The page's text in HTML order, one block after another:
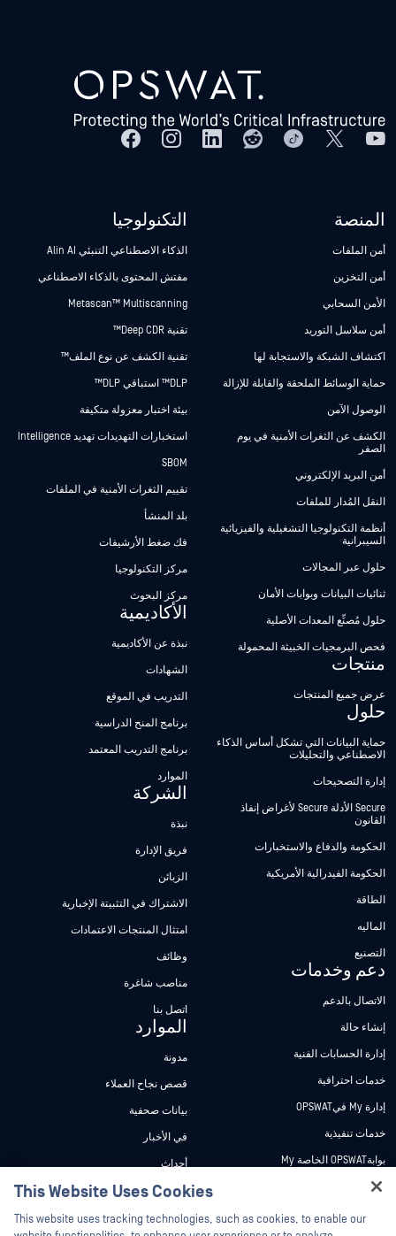
المنصة
أمن الملفات
أمن التخزين
الأمن السحابي
أمن سلاسل التوريد
اكتشاف الشبكة والاستجابة لها
حماية الوسائط الملحقة والقابلة للإزالة
الوصول الآمن
الكشف عن الثغرات الأمنية في يوم
الصفر
أمن البريد الإلكتروني
النقل المُدار للملفات
أنظمة التكنولوجيا التشغيلية والفيزيائية
السيبرانية
حلول عبر المجالات
ثنائيات البيانات وبوابات الأمان
حلول مُصنِّع المعدات الأصلية
فحص البرمجيات الخبيثة المحمولة
منتجات
عرض جميع المنتجات
حلول
حماية البيانات التي تشكل أساس الذكاء
الاصطناعي والتحليلات
إدارة التصحيحات
Secure الأدلة Secure لأغراض إنفاذ
القانون
الحكومة والدفاع والاستخبارات
الحكومة الفيدرالية الأمريكية
الطاقة
الماليه
التصنيع
دعم وخدمات
الاتصال بالدعم
إنشاء حالة
إدارة الحسابات الفنية
خدمات احترافية
إدارة My فيOPSWAT
خدمات تنفيذية
بوابةOPSWAT الخاصة My
وثائق تقنية
دورات تدريبية
التكنولوجيا
الذكاء الاصطناعي التنبئي Alin AI
مفتش المحتوى بالذكاء الاصطناعي
Metascan™ Multiscanning
تقنية Deep CDR™
تقنية الكشف عن نوع الملف™
DLP™ استباقي DLP™
بيئة اختبار معزولة متكيفة
استخبارات التهديدات تهديد Intelligence
SBOM
تقييم الثغرات الأمنية في الملفات
بلد المنشأ
فك ضغط الأرشيفات
مركز التكنولوجيا
مركز البحوث
الأكاديمية
نبذة عن الأكاديمية
الشهادات
التدريب في الموقع
برنامج المنح الدراسية
برنامج التدريب المعتمد
الموارد
الشركة
نبذة
فريق الإدارة
الزبائن
الاشتراك في التثبيتة الإخبارية
امتثال المنتجات الاعتمادات
وظائف
مناصب شاغرة
اتصل بنا
الموارد
مدونة
قصص نجاح العملاء
بيانات صحفية
في الأخبار
أحداث
ندوات عبر الإنترنت
أوراق البيانات
This Website Uses Cookies
This website uses tracking technologies, such as cookies, to enable our
Hey there!